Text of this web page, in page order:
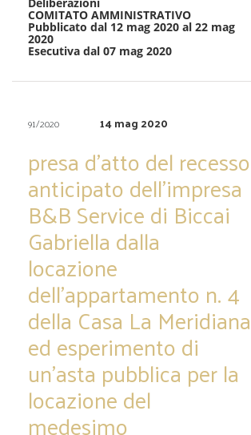
COMITATO AMMINISTRATIVO
Pubblicato dal 12 mag 2020 al 22 mag
2020
Esecutiva dal 07 mag 2020
91/2020 14 mag 2020
presa d’atto del recesso
anticipato dell’impresa
B&B Service di Biccai
Gabriella dalla
locazione
dell’appartamento n. 4
della Casa La Meridiana
ed esperimento di
un’asta pubblica per la
locazione del
medesimo